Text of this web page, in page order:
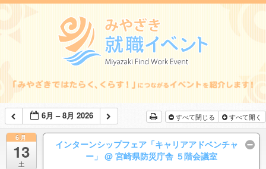
6月 – 8月 2026 すべて閉じる すべて開く
6月
13
土
インターンシップフェア「キャリアアドベンチャ
ー」 @ 宮崎県防災庁舎 ５階会議室